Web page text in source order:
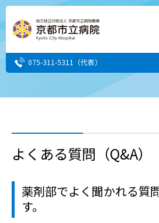
075-311-5311 （代表）
当院へ就職希望の方
よくある質問（Q&A）
薬剤部でよく聞かれる質
す。